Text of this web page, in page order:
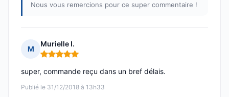
Nous vous remercions pour ce super commentaire !
M
Murielle I.
Note : 5 sur 5
Publié le 31/12/2018 à 13h33
super, commande reçu dans un bref délais.